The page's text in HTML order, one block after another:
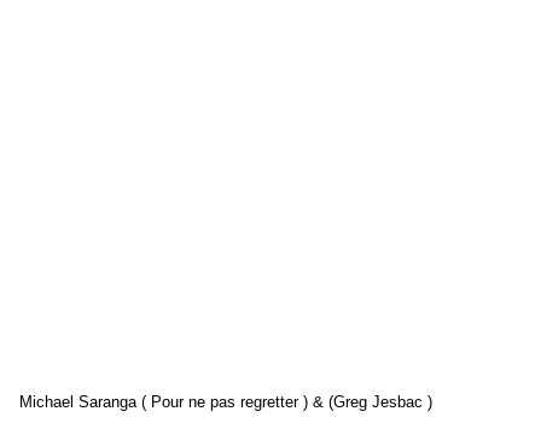
Michael Saranga ( Pour ne pas regretter ) & (Greg Jesbac )